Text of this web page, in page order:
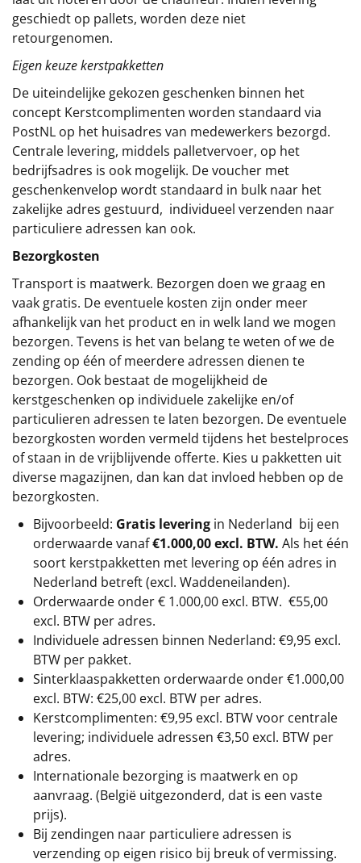
geschiedt op pallets, worden deze niet
retourgenomen.
Eigen keuze kerstpakketten
De uiteindelijke gekozen geschenken binnen het
concept Kerstcomplimenten worden standaard via
PostNL op het huisadres van medewerkers bezorgd.
Centrale levering, middels palletvervoer, op het
bedrijfsadres is ook mogelijk. De voucher met
geschenkenvelop wordt standaard in bulk naar het
zakelijke adres gestuurd, individueel verzenden naar
particuliere adressen kan ook.
Bezorgkosten
Transport is maatwerk. Bezorgen doen we graag en
vaak gratis. De eventuele kosten zijn onder meer
afhankelijk van het product en in welk land we mogen
bezorgen. Tevens is het van belang te weten of we de
zending op één of meerdere adressen dienen te
bezorgen. Ook bestaat de mogelijkheid de
kerstgeschenken op individuele zakelijke en/of
particulieren adressen te laten bezorgen. De eventuele
bezorgkosten worden vermeld tijdens het bestelproces
of staan in de vrijblijvende offerte. Kies u pakketten uit
diverse magazijnen, dan kan dat invloed hebben op de
bezorgkosten.
Bijvoorbeeld: Gratis levering in Nederland bij een
orderwaarde vanaf€1.000,00 excl. BTW. Als het één
soort kerstpakketten met levering op één adres in
Nederland betreft (excl. Waddeneilanden).
Orderwaarde onder € 1.000,00 excl. BTW. €55,00
excl. BTW per adres.
Individuele adressen binnen Nederland: €9,95 excl.
BTW per pakket.
Sinterklaaspakketten orderwaarde onder €1.000,00
excl. BTW: €25,00 excl. BTW per adres.
Kerstcomplimenten: €9,95 excl. BTW voor centrale
levering; individuele adressen €3,50 excl. BTW per
adres.
Internationale bezorging is maatwerk en op
aanvraag. (België uitgezonderd, dat is een vaste
prijs).
Bij zendingen naar particuliere adressen is
verzending op eigen risico bij breuk of vermissing.